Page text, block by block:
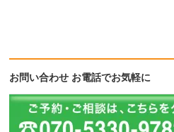
お問い合わせ お電話でお気軽に